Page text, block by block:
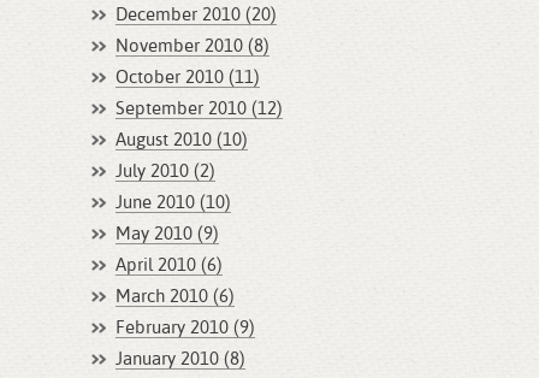
December 2010 (20)
November 2010 (8)
October 2010 (11)
September 2010 (12)
August 2010 (10)
July 2010 (2)
June 2010 (10)
May 2010 (9)
April 2010 (6)
March 2010 (6)
February 2010 (9)
January 2010 (8)